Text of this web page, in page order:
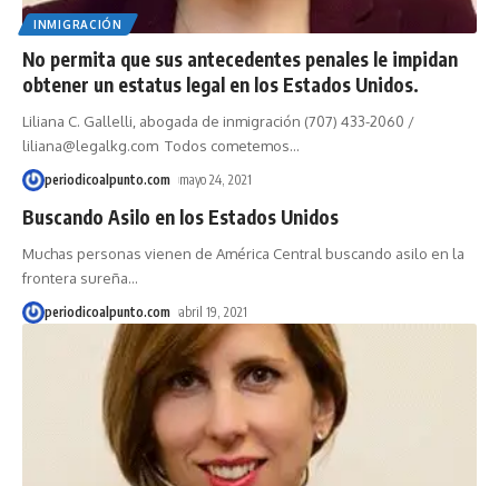
INMIGRACIÓN
No permita que sus antecedentes penales le impidan
obtener un estatus legal en los Estados Unidos.
Liliana C. Gallelli, abogada de inmigración (707) 433-2060 /
liliana@legalkg.com Todos cometemos…
periodicoalpunto.com mayo 24, 2021
Buscando Asilo en los Estados Unidos
Muchas personas vienen de América Central buscando asilo en la
frontera sureña…
periodicoalpunto.com abril 19, 2021